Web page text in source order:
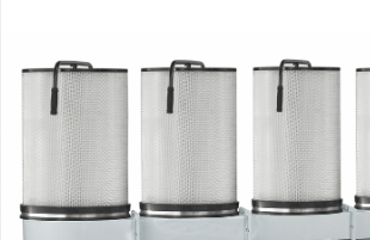
Ferastraie automate cu banda si
doua coloane
Ferastraie metal cu banda si
taiere dubla semiautomate
Ferastraie prelucrare metal cu
banda si taiere dubla
Ferastraie verticale